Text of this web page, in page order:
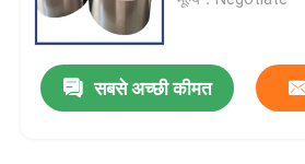
सबसे अच्छी कीमत